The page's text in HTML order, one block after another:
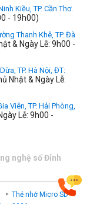
Kiều, TP. Cần Thơ.
- 19h00)
Thanh Khê, TP. Đà
& Ngày Lễ: 9h00 -
TP. Hà Nội, ĐT:
Nhật & Ngày Lễ:
Viên, TP. Hải Phòng,
Lễ: 9h00 -
nghệ số Đỉnh
Thẻ nhớ Micro SD